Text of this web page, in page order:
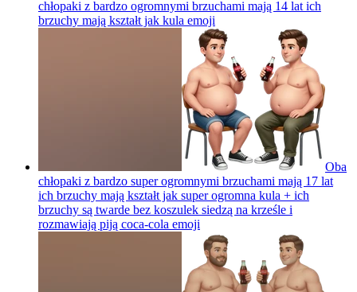
chłopaki z bardzo ogromnymi brzuchami mają 14 lat ich
brzuchy mają kształt jak kula emoji
Oba
chłopaki z bardzo super ogromnymi brzuchami mają 17 lat
ich brzuchy mają kształt jak super ogromna kula + ich
brzuchy są twarde bez koszulek siedzą na krześle i
rozmawiają piją coca-cola emoji